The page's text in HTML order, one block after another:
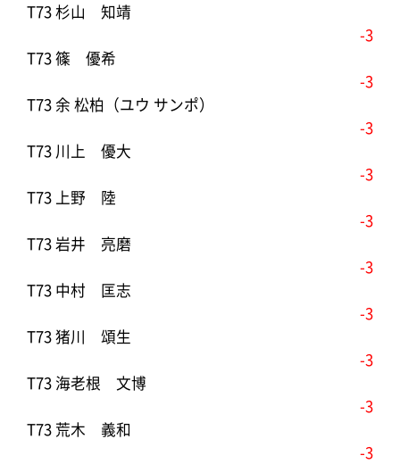
T73 杉山 知靖
-3
T73 篠 優希
-3
T73 余 松柏（ユウ サンポ）
-3
T73 川上 優大
-3
T73 上野 陸
-3
T73 岩井 亮磨
-3
T73 中村 匡志
-3
T73 猪川 頌生
-3
T73 海老根 文博
-3
T73 荒木 義和
-3